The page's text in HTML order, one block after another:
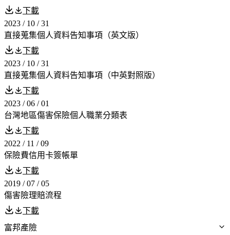
下載
2023 / 10 / 31
直接蒐集個人資料告知事項（英文版）
下載
2023 / 10 / 31
直接蒐集個人資料告知事項（中英對照版）
下載
2023 / 06 / 01
台灣地區傷害保險個人職業分類表
下載
2022 / 11 / 09
保險費信用卡簽帳單
下載
2019 / 07 / 05
傷害險理賠流程
下載
富邦產險